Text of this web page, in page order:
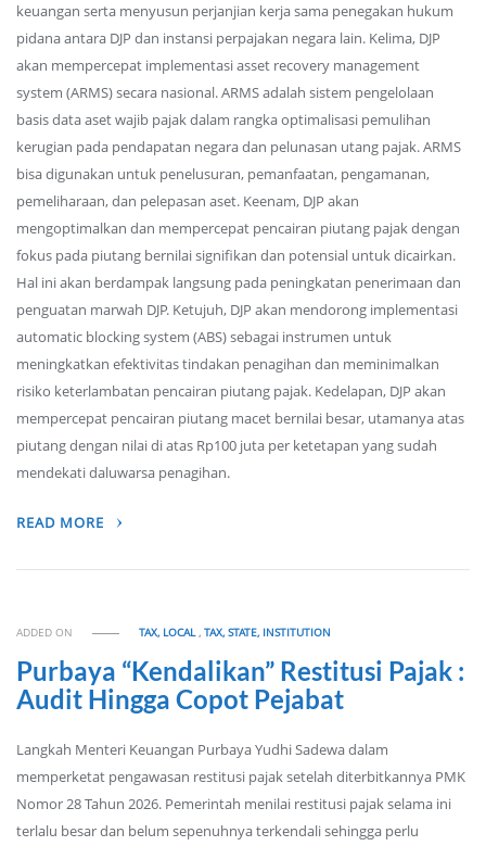
keuangan serta menyusun perjanjian kerja sama penegakan hukum
pidana antara DJP dan instansi perpajakan negara lain. Kelima, DJP
akan mempercepat implementasi asset recovery management
system (ARMS) secara nasional. ARMS adalah sistem pengelolaan
basis data aset wajib pajak dalam rangka optimalisasi pemulihan
kerugian pada pendapatan negara dan pelunasan utang pajak. ARMS
bisa digunakan untuk penelusuran, pemanfaatan, pengamanan,
pemeliharaan, dan pelepasan aset. Keenam, DJP akan
mengoptimalkan dan mempercepat pencairan piutang pajak dengan
fokus pada piutang bernilai signifikan dan potensial untuk dicairkan.
Hal ini akan berdampak langsung pada peningkatan penerimaan dan
penguatan marwah DJP. Ketujuh, DJP akan mendorong implementasi
automatic blocking system (ABS) sebagai instrumen untuk
meningkatkan efektivitas tindakan penagihan dan meminimalkan
risiko keterlambatan pencairan piutang pajak. Kedelapan, DJP akan
mempercepat pencairan piutang macet bernilai besar, utamanya atas
piutang dengan nilai di atas Rp100 juta per ketetapan yang sudah
mendekati daluwarsa penagihan.
READ MORE
ADDED ON TAX, LOCAL,TAX, STATE, INSTITUTION
Purbaya “Kendalikan” Restitusi Pajak :
Audit Hingga Copot Pejabat
Langkah Menteri Keuangan Purbaya Yudhi Sadewa dalam
memperketat pengawasan restitusi pajak setelah diterbitkannya PMK
Nomor 28 Tahun 2026. Pemerintah menilai restitusi pajak selama ini
terlalu besar dan belum sepenuhnya terkendali sehingga perlu